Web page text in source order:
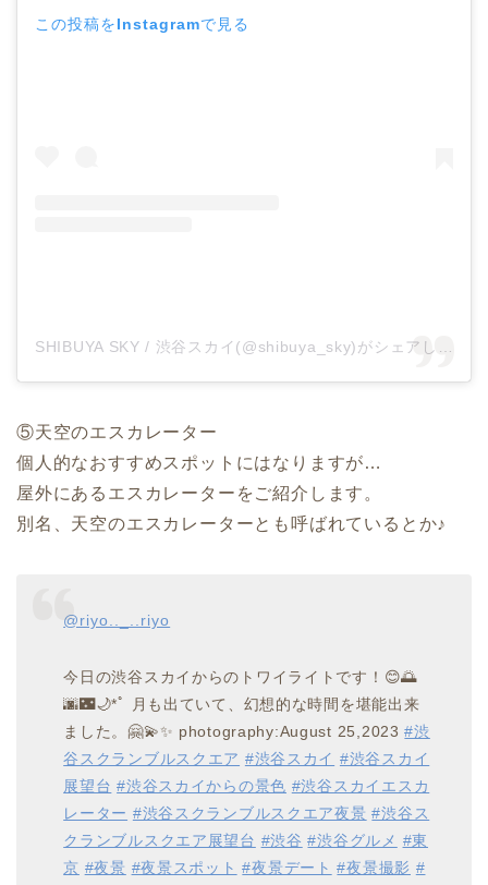
この投稿をInstagramで見る
⑤天空のエスカレーター
個人的なおすすめスポットにはなりますが…
屋外にあるエスカレーターをご紹介します。
別名、天空のエスカレーターとも呼ばれているとか♪
@riyo.._..riyo
今日の渋谷スカイからのトワイライトです！😊🌅
🌆🌃🌙*ﾟ 月も出ていて、幻想的な時間を堪能出来
ました。🤗💫✨ photography:August 25,2023#渋
谷スクランブルスクエア #渋谷スカイ #渋谷スカイ
展望台 #渋谷スカイからの景色 #渋谷スカイエスカ
レーター #渋谷スクランブルスクエア夜景 #渋谷ス
クランブルスクエア展望台 #渋谷 #渋谷グルメ #東
京 #夜景 #夜景スポット #夜景デート #夜景撮影 #